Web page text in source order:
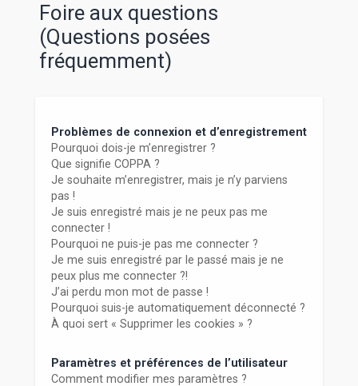
Foire aux questions
(Questions posées
fréquemment)
Problèmes de connexion et d’enregistrement
Pourquoi dois-je m’enregistrer ?
Que signifie COPPA ?
Je souhaite m’enregistrer, mais je n’y parviens
pas !
Je suis enregistré mais je ne peux pas me
connecter !
Pourquoi ne puis-je pas me connecter ?
Je me suis enregistré par le passé mais je ne
peux plus me connecter ?!
J’ai perdu mon mot de passe !
Pourquoi suis-je automatiquement déconnecté ?
À quoi sert « Supprimer les cookies » ?
Paramètres et préférences de l’utilisateur
Comment modifier mes paramètres ?